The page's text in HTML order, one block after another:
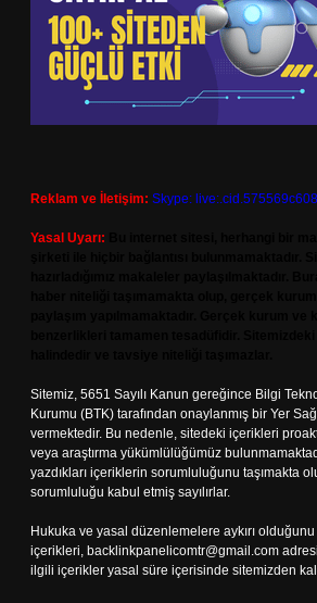
Reklam ve İletişim: Skype:
Yasal Uyarı:
Sitemiz, 5651 Sayılı Kanun gereğince Bilgi
Kurumu (BTK) tarafından onaylanmış bir Yer
vermektedir. Bu nedenle, sitedeki içerikleri
veya araştırma yükümlülüğümüz
yazdıkları içeriklerin sorumluluğunu taşımakta
sorumluluğu kabul etmiş sayılırlar.
Hukuka ve yasal düzenlemelere aykırı
içerikleri, backlinkpanelicomtr@gmail.com
ilgili içerikler yasal süre içerisinde sitemizden